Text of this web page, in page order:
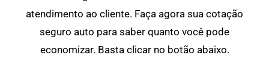
atendimento ao cliente. Faça agora sua cotação
seguro auto para saber quanto você pode
economizar. Basta clicar no botão abaixo.